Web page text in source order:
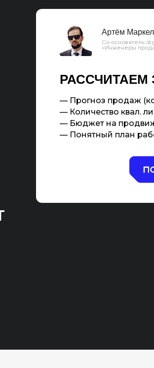
Со-основатель
«Инженеры
Артём
РАССЧИТАЕМ
— Прогноз продаж
— Количество квал.
— Бюджет на
— Понятный план